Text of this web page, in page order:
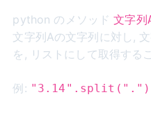
python のメソッド文字
文字列Aの文字列に対し,
を, リストにして取得する
例: "3.14".split(".")